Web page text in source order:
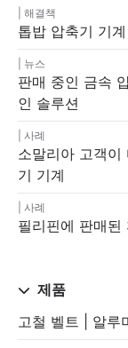
해결책
톱밥 압축기 기
뉴스
판매 중인 금속
인 솔루션
사례
소말리아 고객
기 기계
사례
필리핀에 판매된
제품
고철 벨트 | 알루